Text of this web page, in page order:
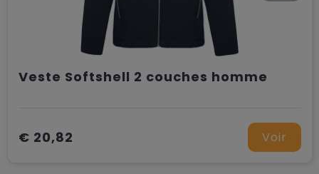
Veste Softshell 2 couches homme
€ 20,82 Voir